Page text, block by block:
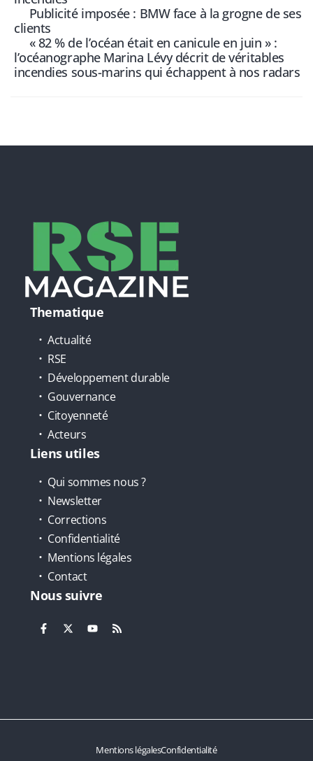
Publicité imposée : BMW face à la grogne de ses
clients
« 82 % de l’océan était en canicule en juin » :
l’océanographe Marina Lévy décrit de véritables
incendies sous-marins qui échappent à nos radars
Thematique
Actualité
RSE
Développement durable
Gouvernance
Citoyenneté
Acteurs
Liens utiles
Qui sommes nous ?
Newsletter
Corrections
Confidentialité
Mentions légales
Contact
Nous suivre
Mentions légalesConfidentialité